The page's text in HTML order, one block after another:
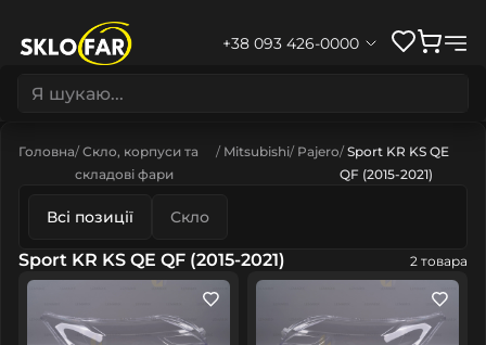
+38 093 426-0000
Головна Скло, корпуси та
складові фари
Mitsubishi Pajero Sport KR KS QE
QF (2015-2021)
Всі позиції Скло
Sport KR KS QE QF (2015-2021) 2 товара